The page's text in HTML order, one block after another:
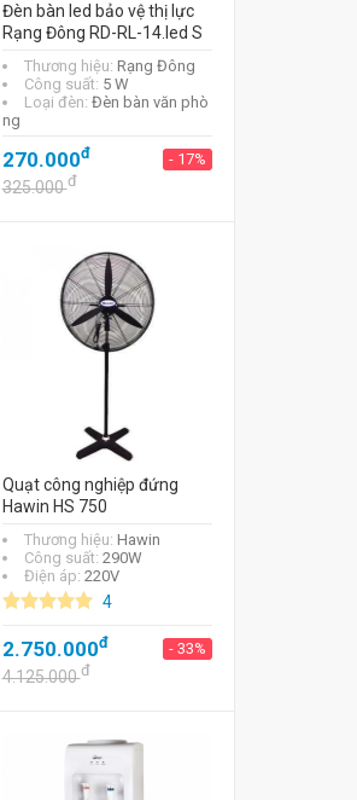
Đèn bàn led bảo vệ thị lực
Rạng Đông RD-RL-14.led S
Thương hiệu: Rạng Đông
Công suất: 5 W
Loại đèn: Đèn bàn văn phò
ng
270.000đ - 17%
325.000đ
Quạt công nghiệp đứng
Hawin HS 750
Thương hiệu: Hawin
Công suất: 290W
Điện áp: 220V
4
2.750.000đ - 33%
4.125.000đ